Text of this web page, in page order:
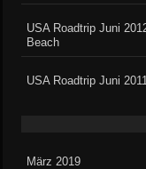
USA Roadtrip Juni
Beach
USA Roadtrip Juni
März 2019